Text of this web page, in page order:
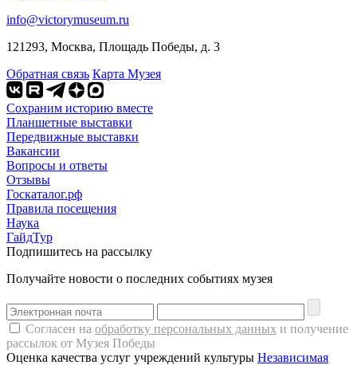
info@victorymuseum.ru
121293, Москва, Площадь Победы, д. 3
Обратная связь Карта Музея
Сохраним историю вместе
Планшетные выставки
Передвижные выставки
Вакансии
Вопросы и ответы
Отзывы
Госкаталог.рф
Правила посещения
Наука
ГайдТур
Подпишитесь на рассылку
Получайте новости о последних событиях музея
Согласен на обработку персональных данных и получение
рассылок от Музея Победы
Оценка качества услуг учреждений культуры Независимая